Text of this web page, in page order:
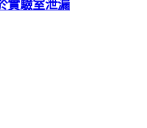
實驗室泄漏